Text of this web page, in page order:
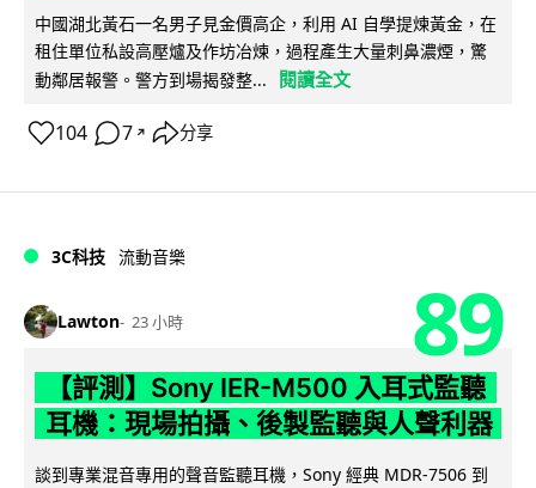
中國湖北黃石一名男子見金價高企，利用 AI 自學提煉黃金，在
租住單位私設高壓爐及作坊冶煉，過程產生大量刺鼻濃煙，驚
動鄰居報警。警方到場揭發整...
閱讀全文
104 7 ↗ 分享
3C科技 流動音樂
Lawton 23 小時 89
【評測】Sony IER-M500 入耳式監聽
耳機：現場拍攝、後製監聽與人聲利器
談到專業混音專用的聲音監聽耳機，Sony 經典 MDR-7506 到